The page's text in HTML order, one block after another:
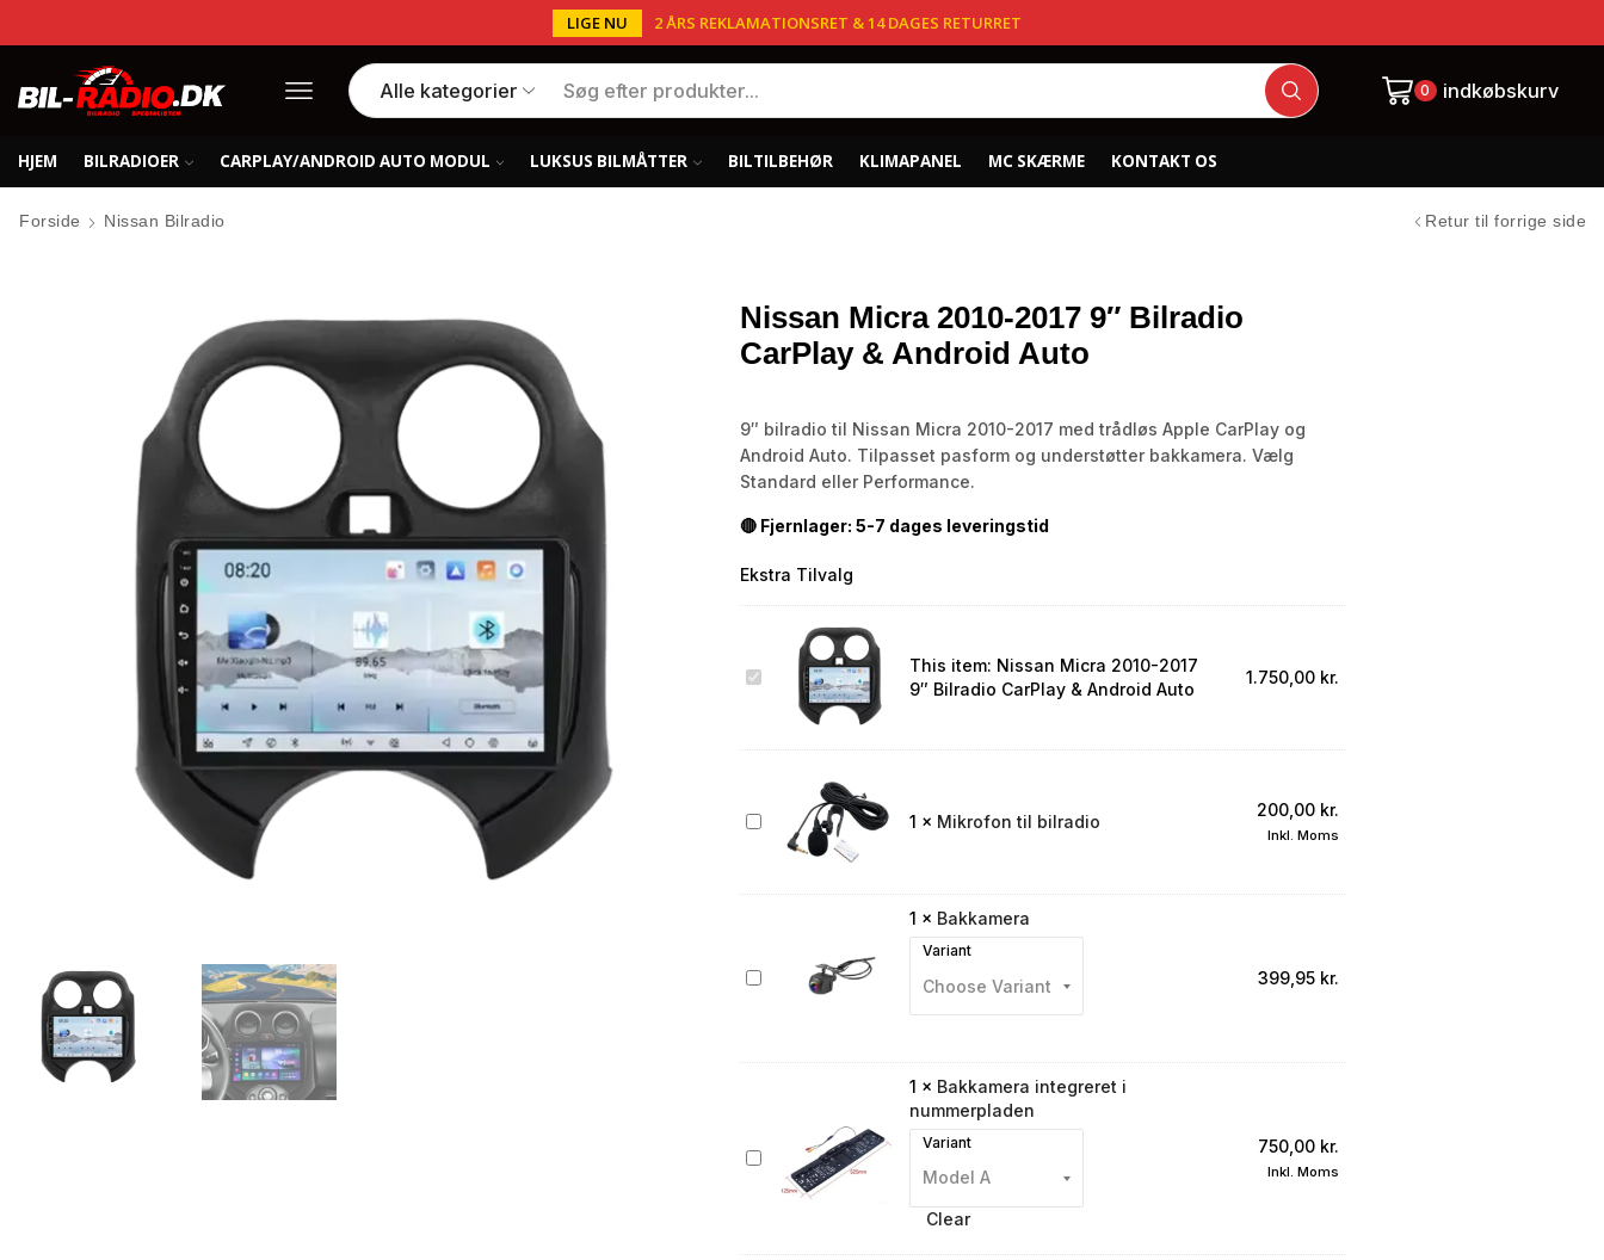
LIGE NU 2 ÅRS REKLAMATIONSRET & 14 DAGES RETURRET
0 indkøbskurv
HJEM BILRADIOER CARPLAY/ANDROID AUTO MODUL LUKSUS BILMÅTTER BILTILBEHØR KLIMAPANEL MC SKÆRME KONTAKT OS
Forside Nissan Bilradio Retur til forrige side
Nissan Micra 2010-2017 9″ Bilradio
CarPlay & Android Auto
9″ bilradio til Nissan Micra 2010-2017 med trådløs Apple CarPlay og
Android Auto. Tilpasset pasform og understøtter bakkamera. Vælg
Standard eller Performance.
🔴 Fjernlager: 5-7 dages leveringstid
Ekstra Tilvalg
Nissan
2017
CarPlay
Auto
This item: Nissan Micra 2010-2017
9″ Bilradio CarPlay & Android Auto
1.750,00 kr.
Mikrofon
1 × Mikrofon til bilradio
200,00 kr.
Inkl. Moms
Bakkamera
1 × Bakkamera
Variant
399,95 kr.
Bakkamera
integreret
1 × Bakkamera integreret i
nummerpladen
Variant
Clear
750,00 kr.
Inkl. Moms